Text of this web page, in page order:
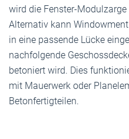
wird die Fenster-
Alternativ kann
in eine passende Lücke
nachfolgende
betoniert wird. Dies
mit Mauerwerk oder
Betonfertigteilen.